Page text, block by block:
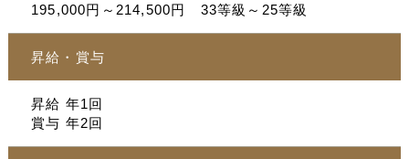
195,000円～214,500円 33等級～25等級
昇給・賞与
昇給 年1回
賞与 年2回